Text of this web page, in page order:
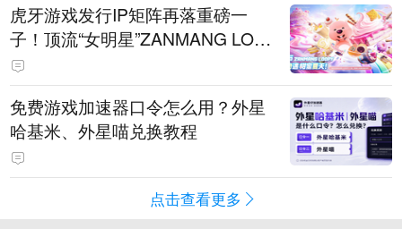
虎牙游戏发行IP矩阵再落重磅一
子！顶流“女明星”ZANMANG LOO
PY 正版3D消除手游《消消奇遇》
惊喜曝光
免费游戏加速器口令怎么用？外星
哈基米、外星喵兑换教程
点击查看更多